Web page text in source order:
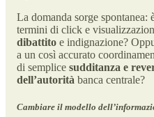
La domanda sorge spontanea:
termini di click e
dibattito e indignazione?
a un così accurato
di semplice sudditanza e
dell’autorità banca centrale?
Cambiare il modello